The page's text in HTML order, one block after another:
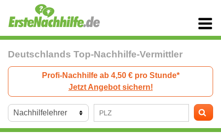
Deutschlands Top-Nachhilfe-Vermittler
Profi-Nachhilfe ab 4,50 € pro Stunde*
Jetzt Angebot sichern!